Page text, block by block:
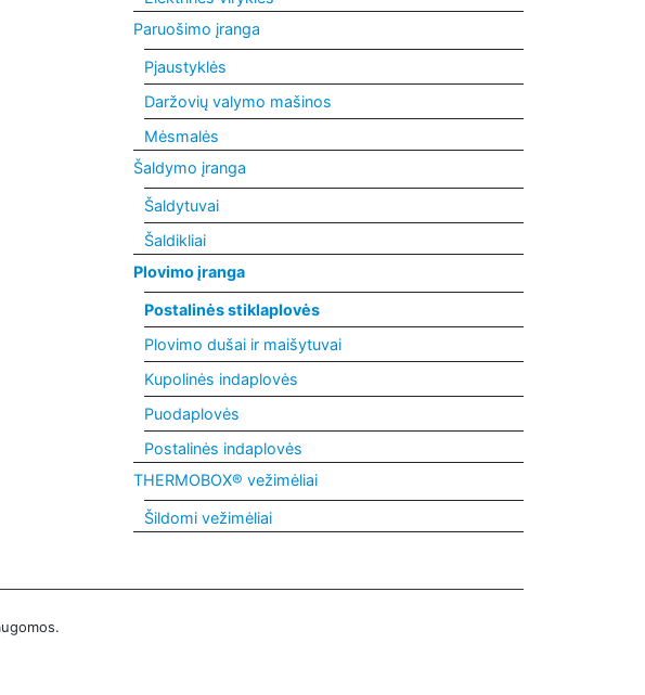
Paruošimo įranga
Pjaustyklės
Daržovių valymo mašinos
Mėsmalės
Šaldymo įranga
Šaldytuvai
Šaldikliai
Plovimo įranga
Postalinės stiklaplovės
Plovimo dušai ir maišytuvai
Kupolinės indaplovės
Puodaplovės
Postalinės indaplovės
THERMOBOX® vežimėliai
Šildomi vežimėliai